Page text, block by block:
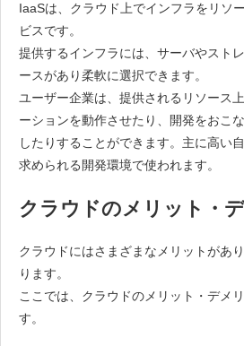
IaaSは、クラウド上でインフラをリソ
ビスです。
提供するインフラには、サーバやスト
ースがあり柔軟に選択できます。
ユーザー企業は、提供されるリソース
ーションを動作させたり、開発をおこ
したりすることができます。主に高い
求められる開発環境で使われます。
クラウドのメリット・
クラウドにはさまざまなメリットがあ
ります。
ここでは、クラウドのメリット・デメ
す。